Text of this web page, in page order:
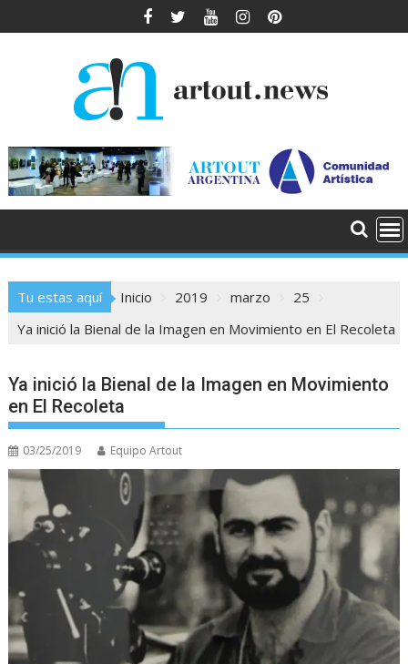
al
Tu estas aquí Inicio 2019 marzo
25
Ya inició la Bienal de la Imagen en Movimiento en El Recoleta
Ya inició la Bienal de la Imagen en Movimiento
en El Recoleta
03/25/2019 Equipo Artout